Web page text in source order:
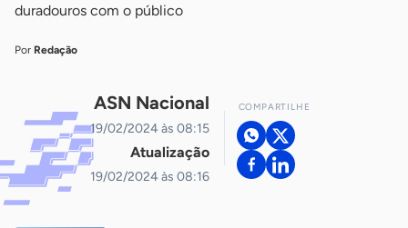
duradouros com o público
Por Redação
ASN Nacional
19/02/2024 às 08:15
Atualização
19/02/2024 às 08:16
COMPARTILHE